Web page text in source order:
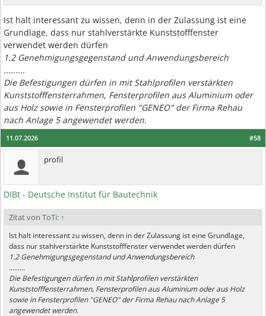
Ist halt interessant zu wissen, denn in der Zulassung ist eine
Grundlage, dass nur stahlverstärkte Kunststofffenster
verwendet werden dürfen
1.2 Genehmigungsgegenstand und Anwendungsbereich
.........
Die Befestigungen dürfen in mit Stahlprofilen verstärkten
Kunststofffensterrahmen, Fensterprofilen aus Aluminium oder
aus Holz sowie in Fensterprofilen "GENEO" der Firma Rehau
nach Anlage 5 angewendet werden.
#58
11.07.2026
profil
DIBt - Deutsche Institut für Bautechnik
Zitat von ToTi: ↑
Ist halt interessant zu wissen, denn in der Zulassung ist eine Grundlage,
dass nur stahlverstärkte Kunststofffenster verwendet werden dürfen
1.2 Genehmigungsgegenstand und Anwendungsbereich
.........
Die Befestigungen dürfen in mit Stahlprofilen verstärkten
Kunststofffensterrahmen, Fensterprofilen aus Aluminium oder aus Holz
sowie in Fensterprofilen "GENEO" der Firma Rehau nach Anlage 5
angewendet werden.